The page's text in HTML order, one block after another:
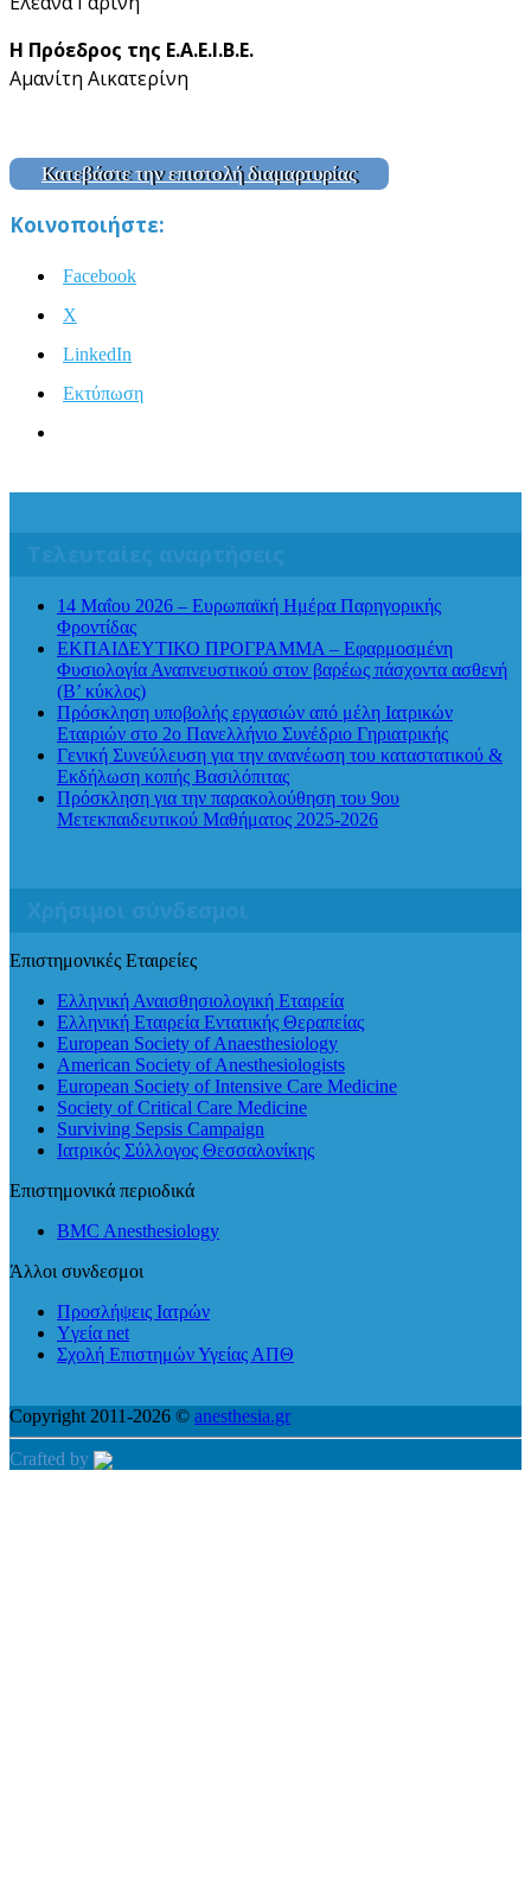
Η Πρόεδρος της Ε.Α.Ε.Ι.Β.Ε.
Αμανίτη Αικατερίνη
Κατεβάστε την επιστολή διαμαρτυρίας
Κοινοποιήστε:
Facebook
X
LinkedIn
Εκτύπωση
14 Μαΐου 2026 – Ευρωπαϊκή Ημέρα Παρηγορικής
Φροντίδας
ΕΚΠΑΙΔΕΥΤΙΚΟ ΠΡΟΓΡΑΜΜΑ – Εφαρμοσμένη
Φυσιολογία Αναπνευστικού στον βαρέως πάσχοντα ασθενή
(Β’ κύκλος)
Πρόσκληση υποβολής εργασιών από μέλη Ιατρικών
Εταιριών στο 2ο Πανελλήνιο Συνέδριο Γηριατρικής
Γενική Συνεύλευση για την ανανέωση του καταστατικού &
Εκδήλωση κοπής Βασιλόπιτας
Πρόσκληση για την παρακολούθηση του 9ου
Μετεκπαιδευτικού Μαθήματος 2025-2026
Επιστημονικές Εταιρείες
Ελληνική Αναισθησιολογική Εταιρεία
Ελληνική Εταιρεία Εντατικής Θεραπείας
European Society of Anaesthesiology
American Society of Anesthesiologists
European Society of Intensive Care Medicine
Society of Critical Care Medicine
Surviving Sepsis Campaign
Ιατρικός Σύλλογος Θεσσαλονίκης
Επιστημονικά περιοδικά
BMC Anesthesiology
Άλλοι συνδεσμοι
Προσλήψεις Ιατρών
Yγεία net
Σχολή Επιστημών Υγείας ΑΠΘ
Copyright 2011-2026 © anesthesia.gr
Crafted by